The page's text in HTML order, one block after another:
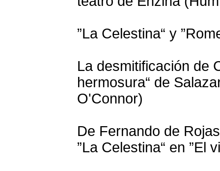
”La Celestina“ y
La desmitificación de
hermosura“ de
O'Connor)
De Fernando de
”La Celestina“ en ”El